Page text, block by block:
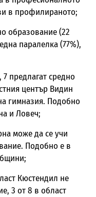
в профилираното;
образование (22
паралелка (77%),
предлагат средно
център Видин
гимназия. Подобно
и Ловеч;
може да се учи
Подобно е в
Кюстендил не
3 от 8 в област